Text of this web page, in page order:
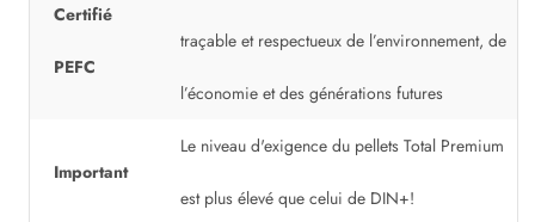
Certifié
PEFC
traçable et respectueux de l’environnement, de
l’économie et des générations futures
Important
Le niveau d'exigence du pellets Total Premium
est plus élevé que celui de DIN+!